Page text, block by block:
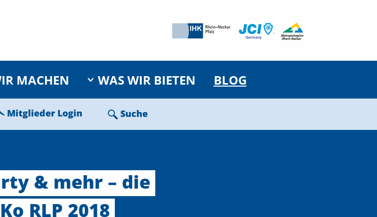
MACHEN WAS WIR BIETEN BLOG
Mitglieder Login Suche
& mehr – die
RLP 2018